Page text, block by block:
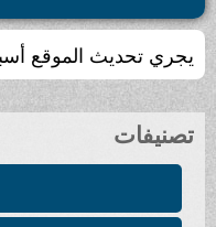
يجري تحديث الموقع
تصنيفات